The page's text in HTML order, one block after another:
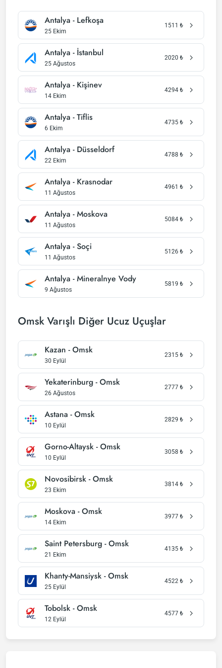
Antalya - Lefkoşa
25 Ekim
1511 ₺
Antalya - İstanbul
25 Ağustos
2020 ₺
Antalya - Kişinev
14 Ekim
4294 ₺
Antalya - Tiflis
6 Ekim
4735 ₺
Antalya - Düsseldorf
22 Ekim
4788 ₺
Antalya - Krasnodar
11 Ağustos
4961 ₺
Antalya - Moskova
11 Ağustos
5084 ₺
Antalya - Soçi
11 Ağustos
5126 ₺
Antalya - Mineralnye Vody
9 Ağustos
5819 ₺
Omsk Varışlı Diğer Ucuz Uçuşlar
Kazan - Omsk
30 Eylül
2315 ₺
Yekaterinburg - Omsk
26 Ağustos
2777 ₺
Astana - Omsk
10 Eylül
2829 ₺
Gorno-Altaysk - Omsk
10 Eylül
3058 ₺
Novosibirsk - Omsk
23 Ekim
3814 ₺
Moskova - Omsk
14 Ekim
3977 ₺
Saint Petersburg - Omsk
21 Ekim
4135 ₺
Khanty-Mansiysk - Omsk
25 Eylül
4522 ₺
Tobolsk - Omsk
12 Eylül
4577 ₺